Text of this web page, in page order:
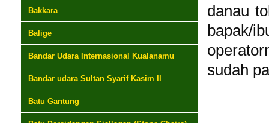
Bakkara
Balige
Bandar Udara Internasional Kualanamu
Bandar udara Sultan Syarif Kasim II
Batu Gantung
danau
bapak/
sudah